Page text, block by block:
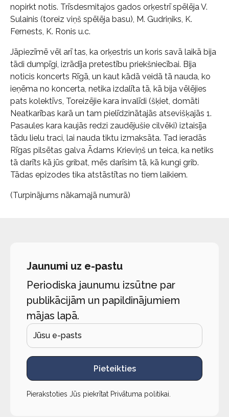
nopirkt notis. Trīsdesmitajos gados orķestrī spēlēja V.
Sulainis (toreiz viņš spēlēja basu), M. Gudriņiks, K.
Fernests, K. Ronis u.c.
Jāpiezīmē vēl arī tas, ka orķestris un koris savā laikā bija
tādi dumpīgi, izrādīja pretestību priekšniecībai. Bija
noticis koncerts Rīgā, un kaut kādā veidā tā nauda, ko
ieņēma no koncerta, netika izdalīta tā, kā bija vēlējies
pats kolektīvs, Toreizējie kara invalīdi (šķiet, domāti
Neatkarības karā un tam pielīdzinātajās atsevišķajās 1.
Pasaules kara kaujās redzi zaudējušie cilvēki) iztaisīja
tādu lielu traci, lai nauda tiktu izmaksāta. Tad ieradās
Rīgas pilsētas galva Ādams Krieviņš un teica, ka netiks
tā darīts kā jūs gribat, mēs darīsim tā, kā kungi grib.
Tādas epizodes tika atstāstītas no tiem laikiem.
(Turpinājums nākamajā numurā)
Jaunumi uz e-pastu
Periodiska jaunumu izsūtne par
publikācijām un papildinājumiem
mājas lapā.
Pieteikties
Pierakstoties Jūs piekrītat Privātuma politikai